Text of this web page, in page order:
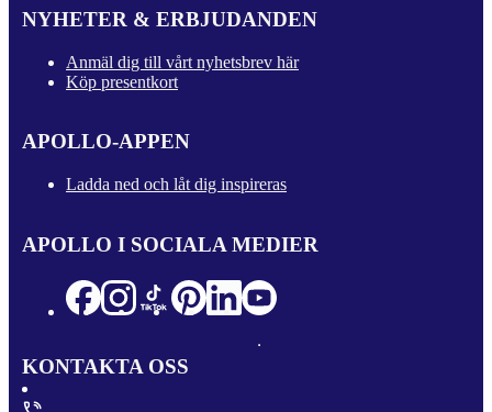
NYHETER & ERBJUDANDEN
Anmäl dig till vårt nyhetsbrev här
Köp presentkort
APOLLO-APPEN
Ladda ned och låt dig inspireras
APOLLO I SOCIALA MEDIER
KONTAKTA OSS